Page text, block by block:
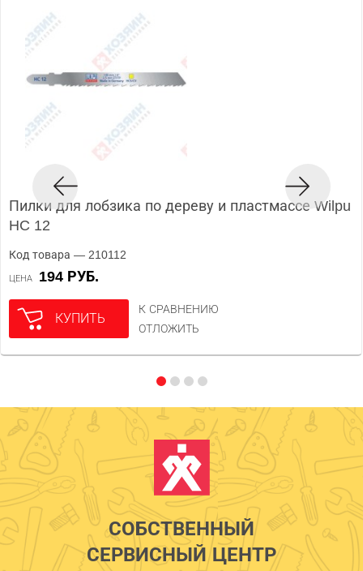
Пилки для лобзика по дереву и пластмассе Wilpu
HC 12
Код товара — 210112
ЦЕНА 194 РУБ.
КУПИТЬ
К СРАВНЕНИЮ
ОТЛОЖИТЬ
СОБСТВЕННЫЙ
СЕРВИСНЫЙ ЦЕНТР